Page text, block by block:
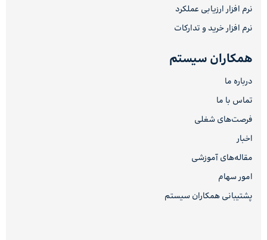
نرم افزار ارزیابی عملکرد
نرم افزار خرید و تدارکات
همکاران سیستم
درباره ما
تماس با ما
فرصت‌های شغلی
اخبار
مقاله‌های آموزشی
امور سهام
پشتیبانی همکاران سیستم